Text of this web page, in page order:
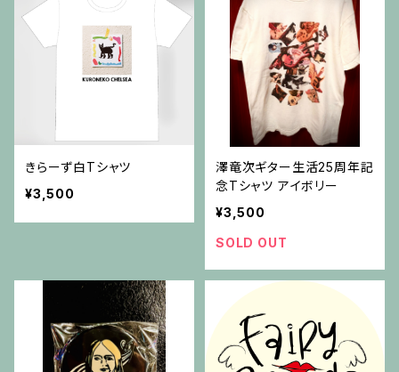
きらーず白Tシャツ
¥3,500
澤竜次ギター生活25周年記
念Tシャツ アイボリー
¥3,500
SOLD OUT